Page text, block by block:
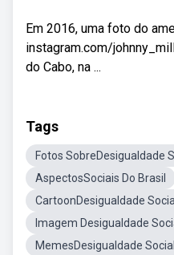
Em 2016, uma foto do
instagram.com/
do Cabo, na ...
Tags
Fotos SobreDesigualdade
AspectosSociais Do Brasil
CartoonDesigualdade Social
Imagem Desigualdade
MemesDesigualdade Social